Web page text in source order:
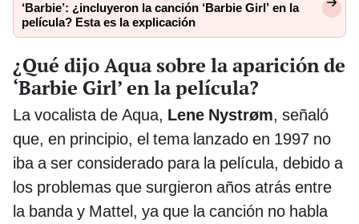
‘Barbie’: ¿incluyeron la canción ‘Barbie Girl’ en la
película? Esta es la explicación
¿Qué dijo Aqua sobre la aparición de
‘Barbie Girl’ en la película?
La vocalista de Aqua, Lene Nystrøm, señaló
que, en principio, el tema lanzado en 1997 no
iba a ser considerado para la película, debido a
los problemas que surgieron años atrás entre
la banda y Mattel, ya que la canción no habla